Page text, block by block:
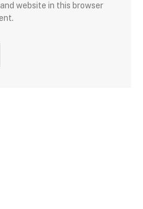
website in this browser